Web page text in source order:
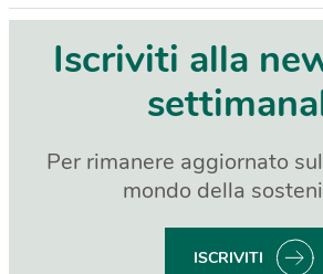
Iscriviti alla
Per rimanere aggiornato
mondo della
ISCRIVITI